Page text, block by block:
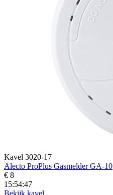
Kavel 3020-17
Alecto ProPlus Gasmelder GA-10
€ 8
15:54:45
Bekijk kavel